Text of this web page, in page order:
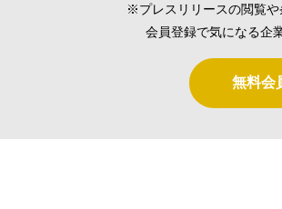
※プレスリリースの閲覧や
会員登録で気になる企
無料会